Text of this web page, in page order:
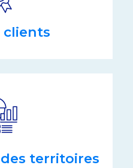
clients
territoires